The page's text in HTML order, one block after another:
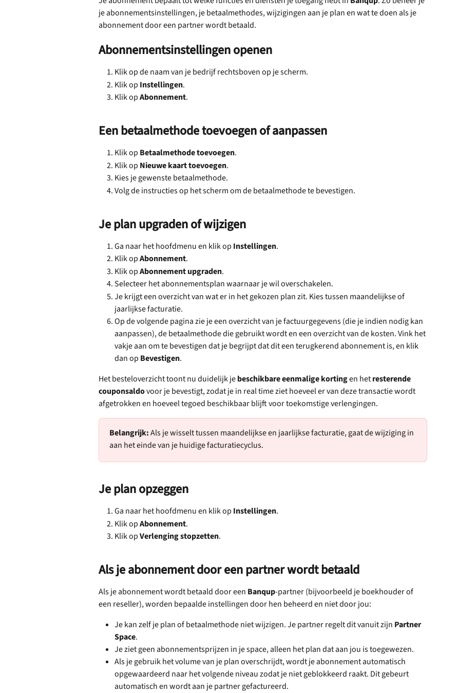
je abonnementsinstellingen, je betaalmethodes, wijzigingen aan je plan en wat te doen als je
abonnement door een partner wordt betaald.
Abonnementsinstellingen openen
Klik op de naam van je bedrijf rechtsboven op je scherm.
Klik op Instellingen.
Klik op Abonnement.
Een betaalmethode toevoegen of aanpassen
Klik op Betaalmethode toevoegen.
Klik op Nieuwe kaart toevoegen.
Kies je gewenste betaalmethode.
Volg de instructies op het scherm om de betaalmethode te bevestigen.
Je plan upgraden of wijzigen
Ga naar het hoofdmenu en klik op Instellingen.
Klik op Abonnement.
Klik op Abonnement upgraden.
Selecteer het abonnementsplan waarnaar je wil overschakelen.
Je krijgt een overzicht van wat er in het gekozen plan zit. Kies tussen maandelijkse of
jaarlijkse facturatie.
Op de volgende pagina zie je een overzicht van je factuurgegevens (die je indien nodig kan
aanpassen), de betaalmethode die gebruikt wordt en een overzicht van de kosten. Vink het
vakje aan om te bevestigen dat je begrijpt dat dit een terugkerend abonnement is, en klik
dan op Bevestigen.
Het besteloverzicht toont nu duidelijk je beschikbare eenmalige korting en het resterende
couponsaldo voor je bevestigt, zodat je in real time ziet hoeveel er van deze transactie wordt
afgetrokken en hoeveel tegoed beschikbaar blijft voor toekomstige verlengingen.​
Belangrijk: Als je wisselt tussen maandelijkse en jaarlijkse facturatie, gaat de wijziging in
aan het einde van je huidige facturatiecyclus.
Je plan opzeggen
Ga naar het hoofdmenu en klik op Instellingen.
Klik op Abonnement.
Klik op Verlenging stopzetten.
Als je abonnement door een partner wordt betaald
Als je abonnement wordt betaald door een Banqup-partner (bijvoorbeeld je boekhouder of
een reseller), worden bepaalde instellingen door hen beheerd en niet door jou:
Je kan zelf je plan of betaalmethode niet wijzigen. Je partner regelt dit vanuit zijn Partner
Space.
Je ziet geen abonnementsprijzen in je space, alleen het plan dat aan jou is toegewezen.
Als je gebruik het volume van je plan overschrijdt, wordt je abonnement automatisch
opgewaardeerd naar het volgende niveau zodat je niet geblokkeerd raakt. Dit gebeurt
automatisch en wordt aan je partner gefactureerd.